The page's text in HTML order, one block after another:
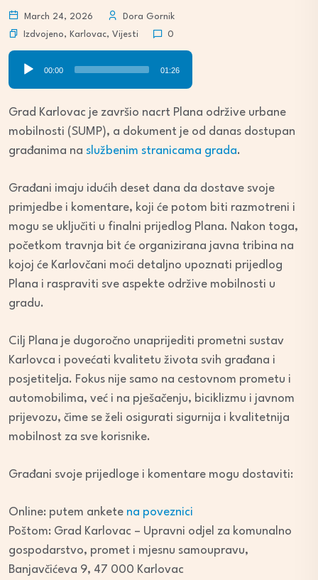
March 24, 2026
Dora Gornik
Izdvojeno, Karlovac, Vijesti 0
00:00 01:26
Grad Karlovac je završio nacrt Plana održive urbane
mobilnosti (SUMP), a dokument je od danas dostupan
građanima na službenim stranicama grada.
Građani imaju idućih deset dana da dostave svoje
primjedbe i komentare, koji će potom biti razmotreni i
mogu se uključiti u finalni prijedlog Plana. Nakon toga,
početkom travnja bit će organizirana javna tribina na
kojoj će Karlovčani moći detaljno upoznati prijedlog
Plana i raspraviti sve aspekte održive mobilnosti u
gradu.
Cilj Plana je dugoročno unaprijediti prometni sustav
Karlovca i povećati kvalitetu života svih građana i
posjetitelja. Fokus nije samo na cestovnom prometu i
automobilima, već i na pješačenju, biciklizmu i javnom
prijevozu, čime se želi osigurati sigurnija i kvalitetnija
mobilnost za sve korisnike.
Građani svoje prijedloge i komentare mogu dostaviti:
Online: putem ankete na poveznici
Poštom: Grad Karlovac – Upravni odjel za komunalno
gospodarstvo, promet i mjesnu samoupravu,
Banjavčićeva 9, 47 000 Karlovac